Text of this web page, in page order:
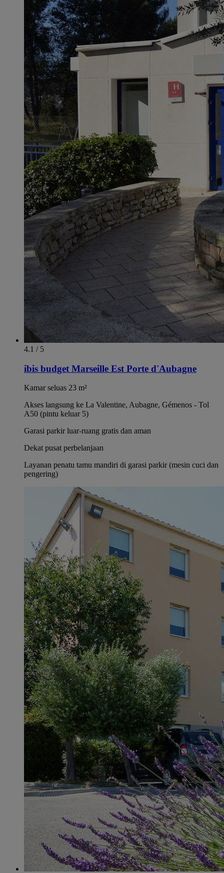
4.1 / 5
ibis budget Marseille Est Porte d'Aubagne
Kamar seluas 23 m²
Akses langsung ke La Valentine, Aubagne, Gémenos - Tol
A50 (pintu keluar 5)
Garasi parkir luar-ruang gratis dan aman
Dekat pusat perbelanjaan
Layanan penatu tamu mandiri di garasi parkir (mesin cuci dan
pengering)